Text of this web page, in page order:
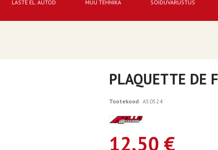
LASTE EL. AUTOD MUU TEHNIKA SÕIDUVARUSTUS
PLAQUETTE DE
Tootekood A50524
12,50 €